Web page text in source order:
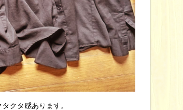
クタ感あります。